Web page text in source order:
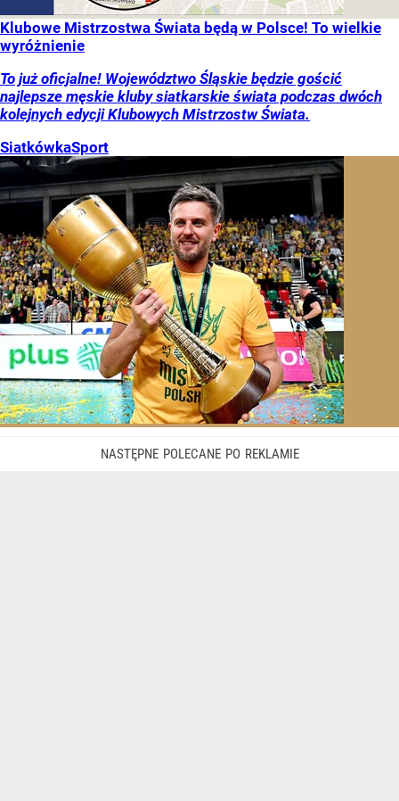
Klubowe Mistrzostwa Świata będą w Polsce! To wielkie
wyróżnienie
To już oficjalne! Województwo Śląskie będzie gościć
najlepsze męskie kluby siatkarskie świata podczas dwóch
kolejnych edycji Klubowych Mistrzostw Świata.
SiatkówkaSport